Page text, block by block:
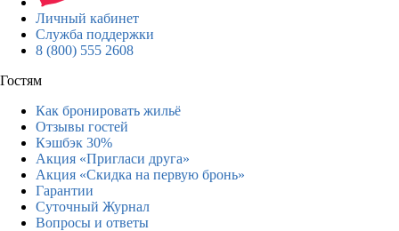
Личный кабинет
Служба поддержки
8 (800) 555 2608
Гостям
Как бронировать жильё
Отзывы гостей
Кэшбэк 30%
Акция «Пригласи друга»
Акция «Скидка на первую бронь»
Гарантии
Суточный Журнал
Вопросы и ответы